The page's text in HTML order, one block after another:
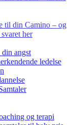
til din Camino – og
her
angst
ledelse
og terapi